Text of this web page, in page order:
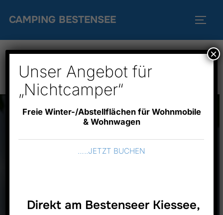
InhaltCAMPING BESTENSEE
Willkommen
Unser Angebot für
„Nichtcamper“
Freie Winter-/Abstellflächen für Wohnmobile
& Wohnwagen
…..JETZT BUCHEN
Direkt am Bestenseer Kiessee,
×